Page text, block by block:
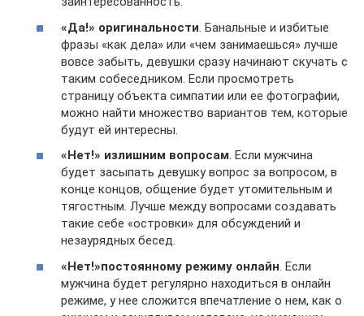
«Да!» оригинальности . Банальные и избитые
фразы «как дела» или «чем занимаешься» лучше
вовсе забыть, девушки сразу начинают скучать с
таким собеседником. Если просмотреть
страницу объекта симпатии или ее фотографии,
можно найти множество вариантов тем, которые
будут ей интересны.
«Нет!» излишним вопросам. Если мужчина
будет засыпать девушку вопрос за вопросом, в
конце концов, общение будет утомительным и
тягостным. Лучше между вопросами создавать
такие себе «островки» для обсуждений и
незаурядных бесед.
«Нет!»постоянному режиму онлайн . Если
мужчина будет регулярно находиться в онлайн
режиме, у нее сложится впечатление о нем, как о